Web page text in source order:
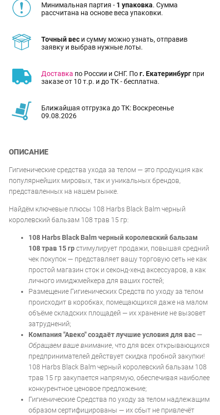
Минимальная партия - 1 упаковка. Сумма
рассчитана на основе веса упаковки.
Точный вес и сумму можно узнать, отправив
заявку и выбрав нужные лоты.
Доставка по России и СНГ. Пог. Екатеринбург при
заказе от 10 т.р. и до ТК - бесплатна.
Ближайшая отгрузка до ТК: Воскресенье
09.08.2026
ОПИСАНИЕ
Гигиенические средства ухода за телом — это продукция как
популярнейших мировых, так и уникальных брендов,
представленных на нашем рынке.
Найдём ключевые плюсы 108 Harbs Black Balm черный
королевский бальзам 108 трав 15 гр:
108 Harbs Black Balm черный королевский бальзам
108 трав 15 грстимулирует продажи, повышая средний
чек покупок — представляет вашу торговую сеть не как
простой магазин сток и секонд-хенд аксессуаров, а как
личного имиджмейкера для ваших гостей;
Размещение Гигиенических Средств по уходу за телом
происходит в коробках, помещающихся даже на малом
объёме складских площадей — их хранение не вызовет
затруднений;
Компания "Авеко" создаёт лучшие условия для вас —
Обращаем ваше внимание, что для всех открывающихся
предпринимателей действует скидка пробной закупки!
108 Harbs Black Balm черный королевский бальзам 108
трав 15 гр закупается напрямую, обеспечивая наиболее
конкурентное ценовое предложение;
Гигиенические Средства по уходу за телом надлежащим
образом сертифицированы — их сбыт не привлечёт